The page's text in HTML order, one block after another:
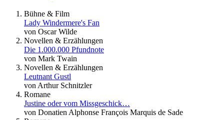
Bühne & Film
Lady Windermere's Fan
von Oscar Wilde
Novellen & Erzählungen
Die 1.000.000 Pfundnote
von Mark Twain
Novellen & Erzählungen
Leutnant Gustl
von Arthur Schnitzler
Romane
Justine oder vom Missgeschick…
von Donatien Alphonse François Marquis de Sade